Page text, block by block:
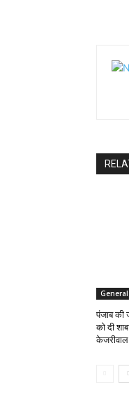
General
पंजाब की
को दी
केजरीवाल